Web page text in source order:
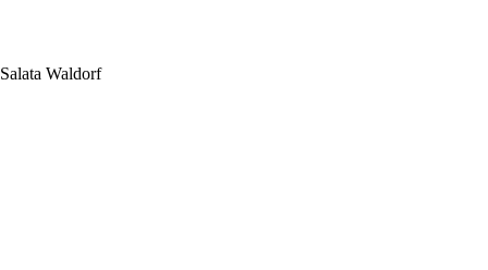
Salata Waldorf